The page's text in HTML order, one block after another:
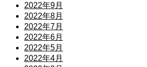
2022年9月
2022年8月
2022年7月
2022年6月
2022年5月
2022年4月